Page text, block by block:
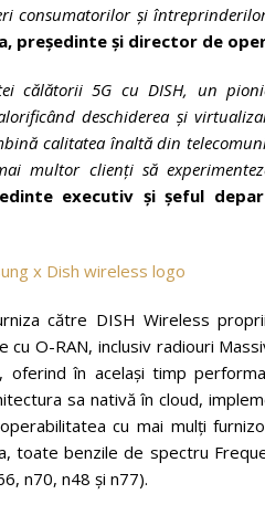
consumatorilor și
președinte și director de
călătorii 5G cu DISH, un
deschiderea și
calitatea înaltă din
multor clienți să
executiv și șeful
către DISH Wireless
O-RAN, inclusiv radiouri
oferind în același timp
sa nativă în cloud,
cu mai mulți
toate benzile de spectru
n70, n48 și n77).